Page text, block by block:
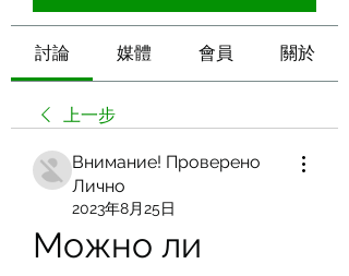
討論 媒體 會員 關於
上一步
Внимание! Проверено
Лично
2023年8月25日
Можно ли